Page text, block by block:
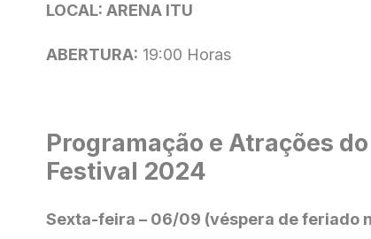
LOCAL: ARENA ITU
ABERTURA: 19:00 Horas
Programação e Atrações
Festival 2024
Sexta-feira – 06/09 (véspera de feriado